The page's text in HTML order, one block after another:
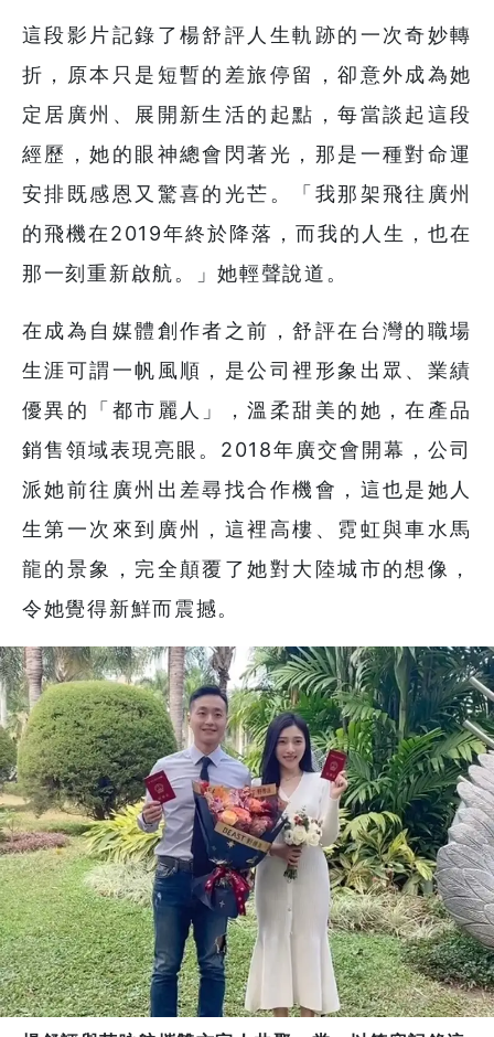
這段影片記錄了楊舒評人生軌跡的一次奇妙轉
折，原本只是短暫的差旅停留，卻意外成為她
定居廣州、展開新生活的起點，每當談起這段
經歷，她的眼神總會閃著光，那是一種對命運
安排既感恩又驚喜的光芒。「我那架飛往廣州
的飛機在2019年終於降落，而我的人生，也在
那一刻重新啟航。」她輕聲說道。
在成為自媒體創作者之前，舒評在台灣的職場
生涯可謂一帆風順，是公司裡形象出眾、業績
優異的「都市麗人」，溫柔甜美的她，在產品
銷售領域表現亮眼。2018年廣交會開幕，公司
派她前往廣州出差尋找合作機會，這也是她人
生第一次來到廣州，這裡高樓、霓虹與車水馬
龍的景象，完全顛覆了她對大陸城市的想像，
令她覺得新鮮而震撼。